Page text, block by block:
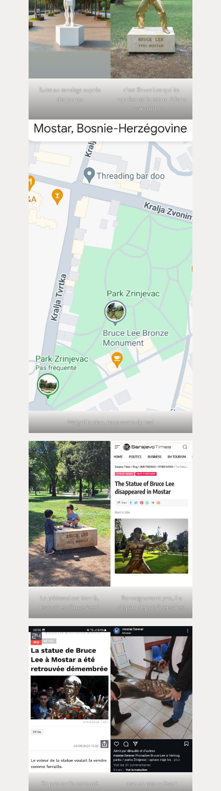
Suite au sondage auprès
des jeunes
c’est Bruce Lee qui les
représente le mieux. Allons
voir où il est…
Malgré le plan, nous avons du mal
Le piédestal est bien là,
mais où est Bruce Lee ?
Renseignement pris, il a
disparu depuis 2 semaines
Et puis on l’a retrouvé mais en piteux état !